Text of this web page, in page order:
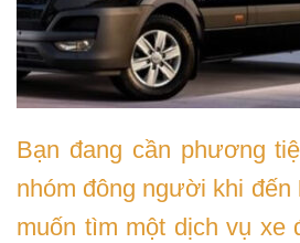
Bạn đang cần phương
nhóm đông người khi đến
muốn tìm một dịch vụ xe